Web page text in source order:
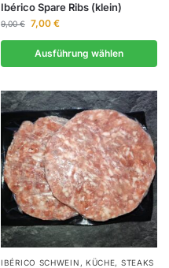
Ibérico Spare Ribs (klein)
9,00€ 7,00 €
Ausführung wählen
IBÉRICO SCHWEIN , KÜCHE, STEAKS